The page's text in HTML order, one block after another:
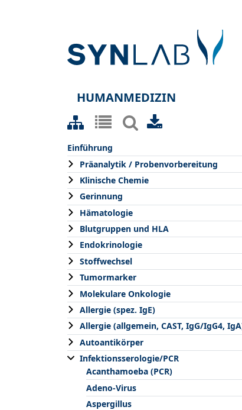
HUMANMEDIZIN
Einführung
Präanalytik / Probenvorbereitung
Klinische Chemie
Gerinnung
Hämatologie
Blutgruppen und HLA
Endokrinologie
Stoffwechsel
Tumormarker
Molekulare Onkologie
Allergie (spez. IgE)
Allergie (allgemein, CAST, IgG/IgG4,
Autoantikörper
Infektionsserologie/PCR
Acanthamoeba (PCR)
Adeno-Virus
Aspergillus